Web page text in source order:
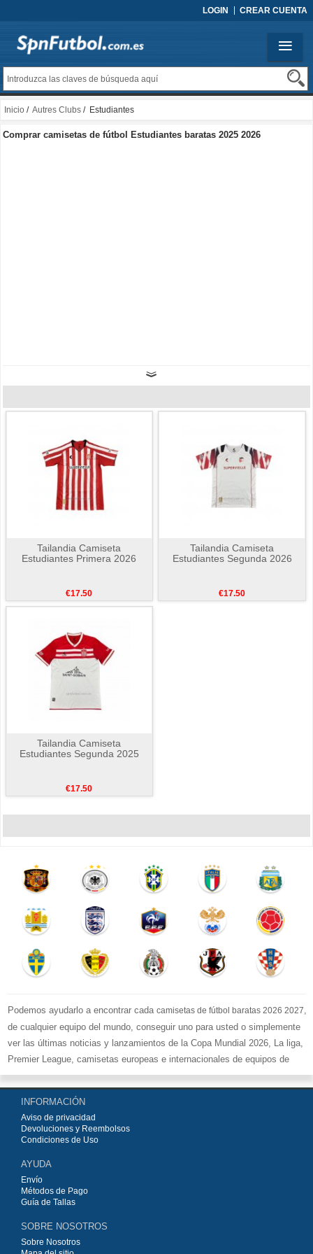
LOGIN CREAR CUENTA
Inicio / Autres Clubs / Estudiantes
Comprar camisetas de fútbol Estudiantes baratas 2025 2026
Tailandia Camiseta
Estudiantes Primera 2026
€17.50
Tailandia Camiseta
Estudiantes Segunda 2026
€17.50
Tailandia Camiseta
Estudiantes Segunda 2025
€17.50
Podemos ayudarlo a encontrar cada camisetas de fútbol baratas 2026 2027,
de cualquier equipo del mundo, conseguir uno para usted o simplemente
ver las últimas noticias y lanzamientos de la Copa Mundial 2026, La liga,
Premier League, camisetas europeas e internacionales de equipos de
fútbol y kits.
Comprecamisetas de fútbol baratas replicasen la tienda deportiva
más grande de Europa. ¡Grandes ofertas en todas las camisetas del club
de fútbol, ​​kits europeos e internacionales, todo a los precios más bajos!
Compre nuestra gran selección de
INFORMACIÓN
Aviso de privacidad
Devoluciones y Reembolsos
Condiciones de Uso
AYUDA
Envío
Métodos de Pago
Guía de Tallas
SOBRE NOSOTROS
Sobre Nosotros